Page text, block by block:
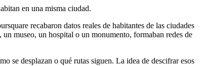
en una misma ciudad.
recabaron datos reales de habitantes de las ciudades
museo, un hospital o un monumento, formaban redes de
se desplazan o qué rutas siguen. La idea de descifrar esos